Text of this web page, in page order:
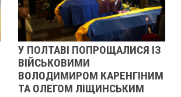
У ПОЛТАВІ ПОПРОЩАЛИСЯ ІЗ
ВІЙСЬКОВИМИ
ВОЛОДИМИРОМ КАРЕНГІНИМ
ТА ОЛЕГОМ ЛІЩИНСЬКИМ